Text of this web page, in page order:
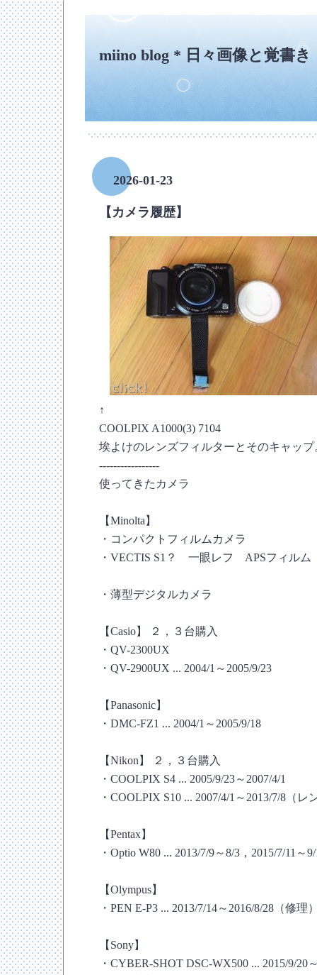
miino blog * 日々画像と覚書き
【カメラ履歴】
2026-01-23
↑
COOLPIX A1000(3) 7104
埃よけのレンズフィルターとそのキャッ
-----------------
使ってきたカメラ
【Minolta】
・コンパクトフィルムカメラ
・VECTIS S1？ 一眼レフ APSフィルム
・薄型デジタルカメラ
【Casio】 ２，３台購入
・QV-2300UX
・QV-2900UX ... 2004/1～2005/9/23
【Panasonic】
・DMC-FZ1 ... 2004/1～2005/9/18
【Nikon】 ２，３台購入
・COOLPIX S4 ... 2005/9/23～2007/4/1
・COOLPIX S10 ... 2007/4/1～2013/7/8（レ
【Pentax】
・Optio W80 ... 2013/7/9～8/3，2015/7/11～
【Olympus】
・PEN E-P3 ... 2013/7/14～2016/8/28（修理
【Sony】
・CYBER-SHOT DSC-WX500 ... 2015/9/20